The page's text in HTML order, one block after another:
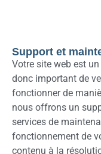
Support et
Votre site web est
donc important de
fonctionner de
nous offrons un
services de
fonctionnement de
contenu à la